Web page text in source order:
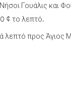
Γουάλις και
¢ το λεπτό.
λεπτό προς Άγιος